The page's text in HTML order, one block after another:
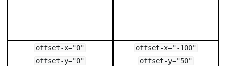
offset-x="0"
offset-y="0"
offset-x="-100"
offset-y="50"